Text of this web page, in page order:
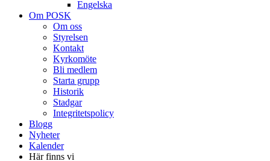
Engelska
Om POSK
Om oss
Styrelsen
Kontakt
Kyrkomöte
Bli medlem
Starta grupp
Historik
Stadgar
Integritetspolicy
Blogg
Nyheter
Kalender
Här finns vi